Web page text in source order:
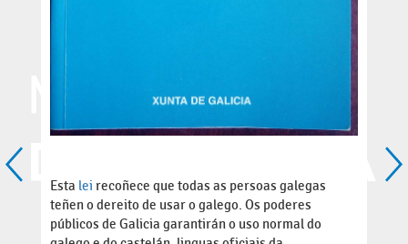
Esta lei recoñece que todas as persoas galegas
teñen o dereito de usar o galego. Os poderes
públicos de Galicia garantirán o uso normal do